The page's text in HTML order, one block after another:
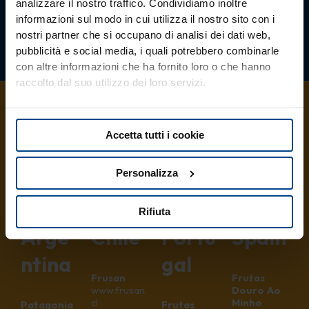
analizzare il nostro traffico. Condividiamo inoltre
informazioni sul modo in cui utilizza il nostro sito con i
nostri partner che si occupano di analisi dei dati web,
pubblicità e social media, i quali potrebbero combinarle
con altre informazioni che ha fornito loro o che hanno
raccolto dal suo utilizzo dei loro servizi.
Accetta tutti i cookie
Personalizza
Rifiuta
Partn
er
Arge
ntina
Patagonia
Partn
er
Chile
Frusan
www.frusan.
cl
Partn
er
in
Portu
gal
Frutas
Partn
er
Spain
Frutas
Douro Ao
Minho